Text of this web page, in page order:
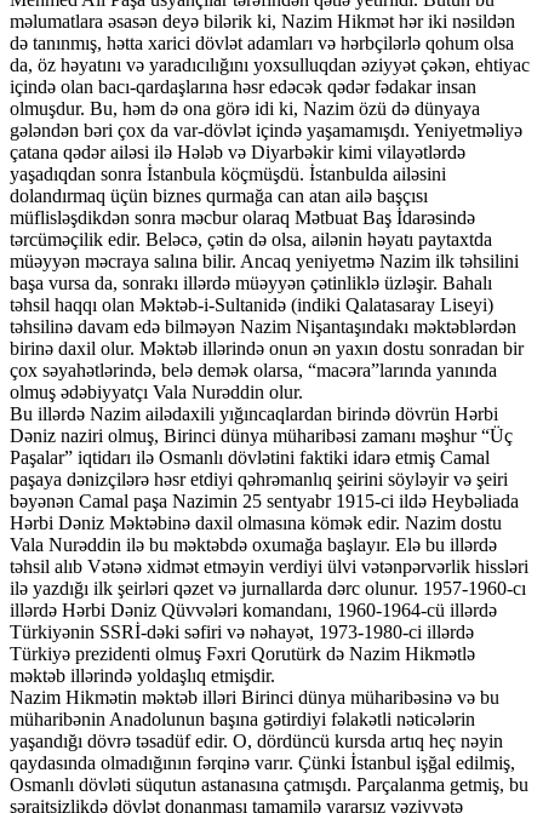
məlumatlara əsasən deyə bilərik ki, Nazim Hikmət hər iki nəsildən
də tanınmış, hətta xarici dövlət adamları və hərbçilərlə qohum olsa
da, öz həyatını və yaradıcılığını yoxsulluqdan əziyyət çəkən, ehtiyac
içində olan bacı-qardaşlarına həsr edəcək qədər fədakar insan
olmuşdur. Bu, həm də ona görə idi ki, Nazim özü də dünyaya
gələndən bəri çox da var-dövlət içində yaşamamışdı. Yeniyetməliyə
çatana qədər ailəsi ilə Hələb və Diyarbəkir kimi vilayətlərdə
yaşadıqdan sonra İstanbula köçmüşdü. İstanbulda ailəsini
dolandırmaq üçün biznes qurmağa can atan ailə başçısı
müflisləşdikdən sonra məcbur olaraq Mətbuat Baş İdarəsində
tərcüməçilik edir. Beləcə, çətin də olsa, ailənin həyatı paytaxtda
müəyyən məcraya salına bilir. Ancaq yeniyetmə Nazim ilk təhsilini
başa vursa da, sonrakı illərdə müəyyən çətinliklə üzləşir. Bahalı
təhsil haqqı olan Məktəb-i-Sultanidə (indiki Qalatasaray Liseyi)
təhsilinə davam edə bilməyən Nazim Nişantaşındakı məktəblərdən
birinə daxil olur. Məktəb illərində onun ən yaxın dostu sonradan bir
çox səyahətlərində, belə demək olarsa, “macəra”larında yanında
olmuş ədəbiyyatçı Vala Nurəddin olur.
Bu illərdə Nazim ailədaxili yığıncaqlardan birində dövrün Hərbi
Dəniz naziri olmuş, Birinci dünya müharibəsi zamanı məşhur “Üç
Paşalar” iqtidarı ilə Osmanlı dövlətini faktiki idarə etmiş Camal
paşaya dənizçilərə həsr etdiyi qəhrəmanlıq şeirini söyləyir və şeiri
bəyənən Camal paşa Nazimin 25 sentyabr 1915-ci ildə Heybəliada
Hərbi Dəniz Məktəbinə daxil olmasına kömək edir. Nazim dostu
Vala Nurəddin ilə bu məktəbdə oxumağa başlayır. Elə bu illərdə
təhsil alıb Vətənə xidmət etməyin verdiyi ülvi vətənpərvərlik hissləri
ilə yazdığı ilk şeirləri qəzet və jurnallarda dərc olunur. 1957-1960-cı
illərdə Hərbi Dəniz Qüvvələri komandanı, 1960-1964-cü illərdə
Türkiyənin SSRİ-dəki səfiri və nəhayət, 1973-1980-ci illərdə
Türkiyə prezidenti olmuş Fəxri Qorutürk də Nazim Hikmətlə
məktəb illərində yoldaşlıq etmişdir.
Nazim Hikmətin məktəb illəri Birinci dünya müharibəsinə və bu
müharibənin Anadolunun başına gətirdiyi fəlakətli nəticələrin
yaşandığı dövrə təsadüf edir. O, dördüncü kursda artıq heç nəyin
qaydasında olmadığının fərqinə varır. Çünki İstanbul işğal edilmiş,
Osmanlı dövləti süqutun astanasına çatmışdı. Parçalanma getmiş, bu
şəraitsizlikdə dövlət donanması tamamilə yararsız vəziyyətə